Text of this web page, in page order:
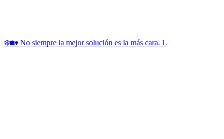
❄️🏡 No siempre la mejor solución es la más cara. L